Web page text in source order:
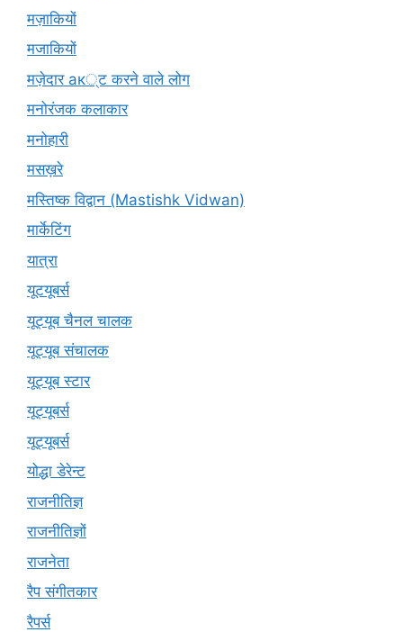
मज़ाकियों
मजाकियों
मज़ेदार ак्ट करने वाले लोग
मनोरंजक कलाकार
मनोहारी
मसख़रे
मस्तिष्क विद्वान (Mastishk Vidwan)
मार्केटिंग
यात्रा
यूटयूबर्स
यूट्यूब चैनल चालक
यूट्यूब संचालक
यूट्यूब स्टार
यूट्यूबर्स
यूट्‍यूबर्स
योद्धा डेरेन्ट
राजनीतिज्ञ
राजनीतिज्ञों
राजनेता
रैप संगीतकार
रैपर्स